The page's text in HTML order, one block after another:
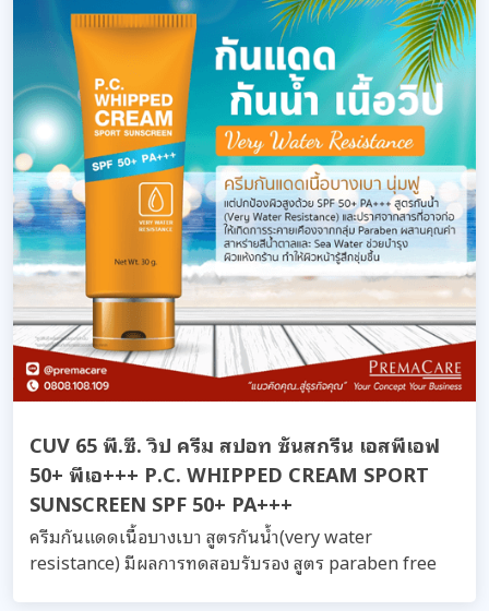
CUV 65 พี.ซี. วิป ครีม สปอท ซันสกรีน เอสพีเอฟ
50+ พีเอ+++ P.C. WHIPPED CREAM SPORT
SUNSCREEN SPF 50+ PA+++
ครีมกันแดดเนื้อบางเบา สูตรกันน้ำ(very water
resistance) มีผลการทดสอบรับรอง สูตร paraben free